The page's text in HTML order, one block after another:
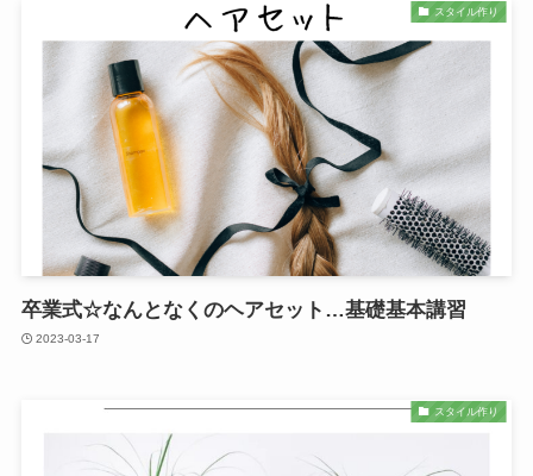
スタイル作り
卒業式☆なんとなくのヘアセット…基礎基本講習
2023-03-17
スタイル作り